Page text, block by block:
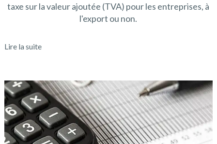
taxe sur la valeur ajoutée (TVA) pour les entreprises, à
l'export ou non.
Lire la suite